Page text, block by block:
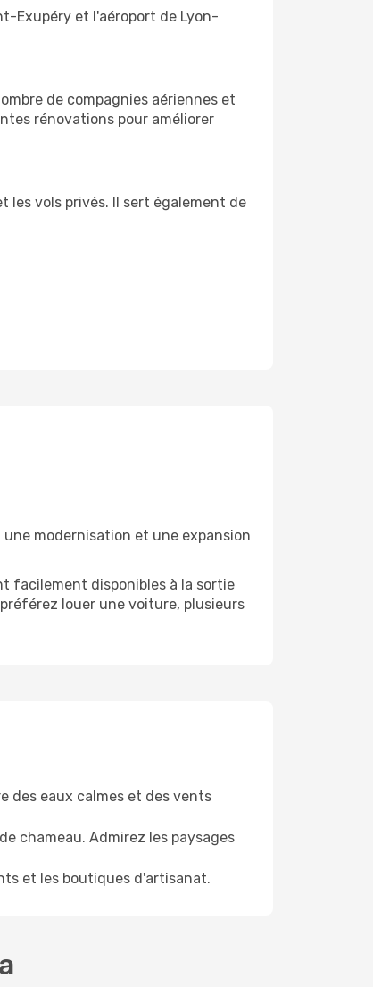
Exupéry et l'aéroport de Lyon-
de compagnies aériennes et
rénovations pour améliorer
les vols privés. Il sert également de
modernisation et une expansion
facilement disponibles à la sortie
louer une voiture, plusieurs
des eaux calmes et des vents
chameau. Admirez les paysages
et les boutiques d'artisanat.